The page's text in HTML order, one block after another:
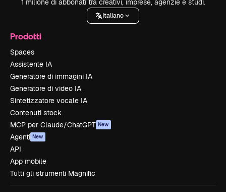
1 milione di abbonati tra creativi, imprese, agenzie e studi.
Italiano
Prodotti
Spaces
Assistente IA
Generatore di immagini IA
Generatore di video IA
Sintetizzatore vocale IA
Contenuti stock
MCP per Claude/ChatGPT New
Agenti New
API
App mobile
Tutti gli strumenti Magnific